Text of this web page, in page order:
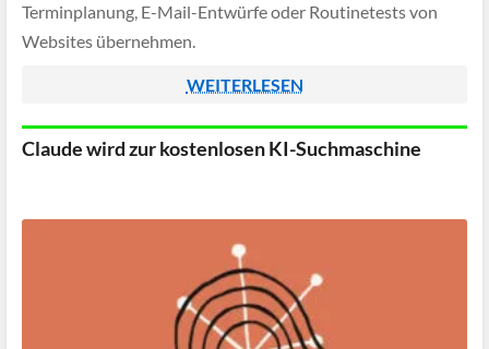
Terminplanung, E-Mail-Entwürfe oder Routinetests von
Websites übernehmen.
WEITERLESEN
Claude wird zur kostenlosen KI-Suchmaschine